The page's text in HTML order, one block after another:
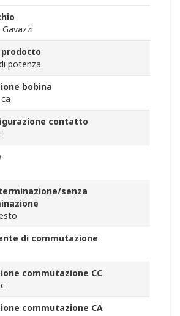
prodotto
potenza
bobina
contatto
senza
di commutazione
commutazione CC
commutazione CA